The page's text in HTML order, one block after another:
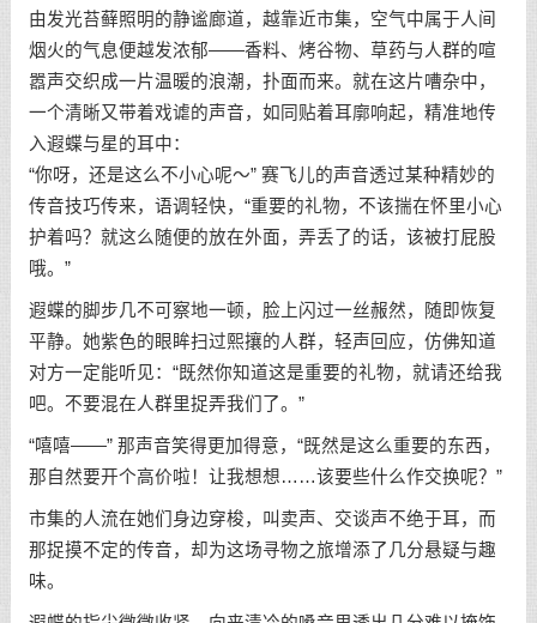
由发光苔藓照明的静谧廊道，越靠近市集，空气中属于人间
烟火的气息便越发浓郁——香料、烤谷物、草药与人群的喧
嚣声交织成一片温暖的浪潮，扑面而来。就在这片嘈杂中，
一个清晰又带着戏谑的声音，如同贴着耳廓响起，精准地传
入遐蝶与星的耳中：
“你呀，还是这么不小心呢～” 赛飞儿的声音透过某种精妙的
传音技巧传来，语调轻快，“重要的礼物，不该揣在怀里小心
护着吗？就这么随便的放在外面，弄丢了的话，该被打屁股
哦。”
遐蝶的脚步几不可察地一顿，脸上闪过一丝赧然，随即恢复
平静。她紫色的眼眸扫过熙攘的人群，轻声回应，仿佛知道
对方一定能听见：“既然你知道这是重要的礼物，就请还给我
吧。不要混在人群里捉弄我们了。”
“嘻嘻——” 那声音笑得更加得意，“既然是这么重要的东西，
那自然要开个高价啦！让我想想……该要些什么作交换呢？”
市集的人流在她们身边穿梭，叫卖声、交谈声不绝于耳，而
那捉摸不定的传音，却为这场寻物之旅增添了几分悬疑与趣
味。